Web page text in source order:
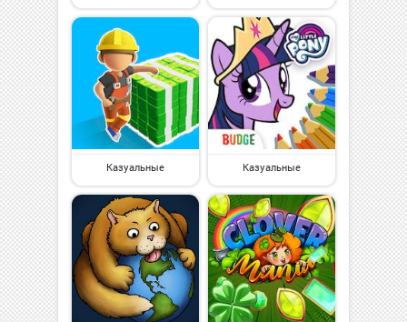
Казуальные Казуальные